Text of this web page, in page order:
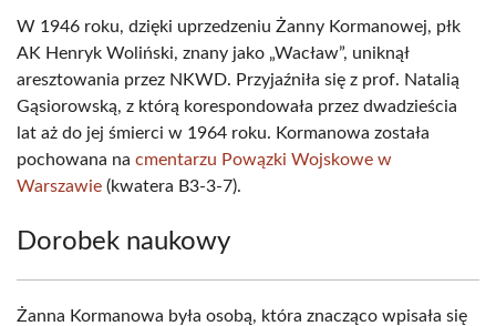
W 1946 roku, dzięki uprzedzeniu Żanny Kormanowej, płk
AK Henryk Woliński, znany jako „Wacław”, uniknął
aresztowania przez NKWD. Przyjaźniła się z prof. Natalią
Gąsiorowską, z którą korespondowała przez dwadzieścia
lat aż do jej śmierci w 1964 roku. Kormanowa została
pochowana na cmentarzu Powązki Wojskowe w
Warszawie (kwatera B3-3-7).
Dorobek naukowy
Żanna Kormanowa była osobą, która znacząco wpisała się